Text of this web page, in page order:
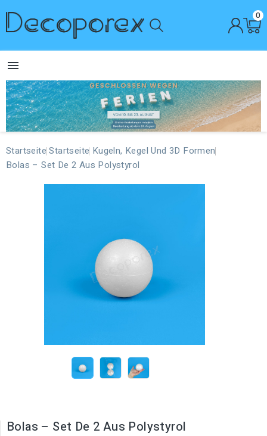
0

Startseite Startseite Kugeln, Kegel Und 3D Formen
Bolas – Set De 2 Aus Polystyrol
Bolas – Set De 2 Aus Polystyrol